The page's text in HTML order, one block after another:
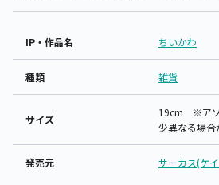
IP・作品名 ちいかわ
種類 雑貨
サイズ
19cm ※アソ
少異なる場合
発売元 サーカス(ケ